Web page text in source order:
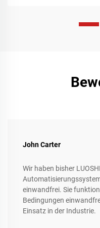
der Fertigungsindustrie
John Carter
Wir haben bisher
einwandfrei. Sie
Bedingungen
Einsatz in der Industrie.